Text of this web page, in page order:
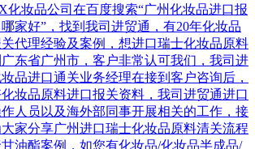
化妆品公司在百度搜索“广州化妆品进口报
家好”，找到我司进贸通，有20年化妆品
代理经验及案例，想进口瑞士化妆品原料
东省广州市，客户非常认可我们，我司进
品进口通关业务经理在接到客户咨询后，
妆品原料进口报关资料，我司进贸通进口
人员以及海外部同事开展相关的工作，接
大家分享广州进口瑞士化妆品原料清关流程
油酯案例，如您有化妆品/化妆品半成品/